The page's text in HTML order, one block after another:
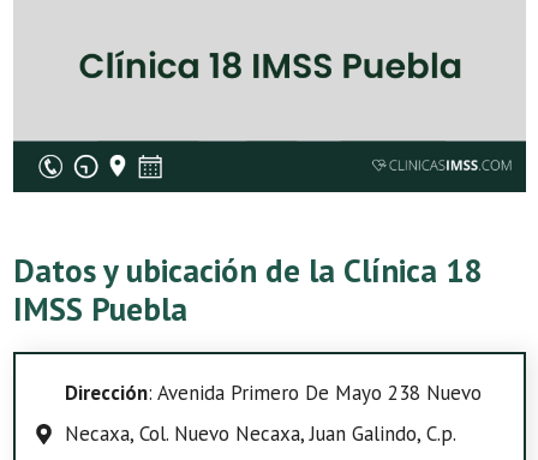
Datos y ubicación de la Clínica 18
IMSS Puebla
Dirección: Avenida Primero De Mayo 238 Nuevo
Necaxa, Col. Nuevo Necaxa, Juan Galindo, C.p.